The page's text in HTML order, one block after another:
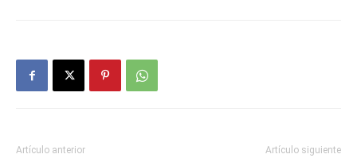
Artículo anterior Artículo siguiente